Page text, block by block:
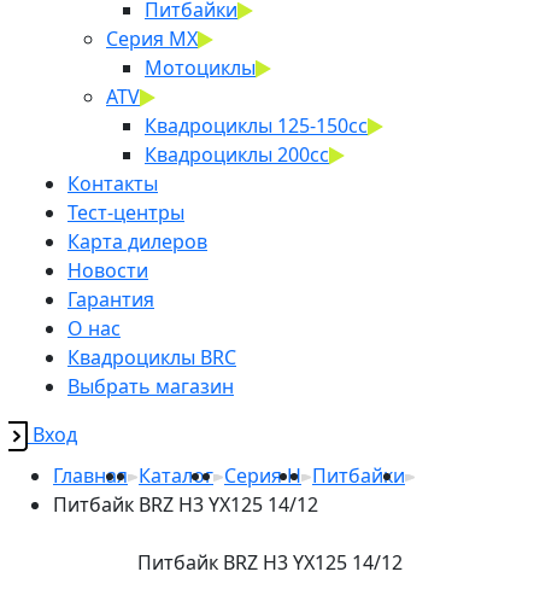
Питбайки
Серия MX
Мотоциклы
ATV
Квадроциклы 125-150cc
Квадроциклы 200сс
Контакты
Тест-центры
Карта дилеров
Новости
Гарантия
О нас
Квадроциклы BRC
Выбрать магазин
Вход
Главная Каталог Серия H Питбайки
Питбайк BRZ H3 YX125 14/12
Питбайк BRZ H3 YX125 14/12